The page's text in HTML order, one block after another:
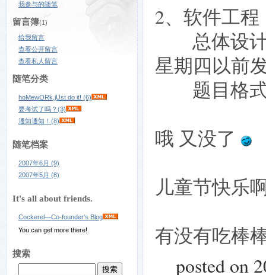
我参与的随笔
留言簿(1)
给我留言
查看公开留言
查看私人留言
随笔分类
hoMewORk,jUst do it! (6)
要考试了吗？(3)
通知通知！(8)
随笔档案
2007年6月 (9)
2007年5月 (8)
It's all about friends.
Cockerel—Co-founder's Blog
You can get more there!
搜索
2、软件工程
总体设计
星期四以前
题目格式
哦 又没了
儿童节快乐
有没有吃棒
posted on